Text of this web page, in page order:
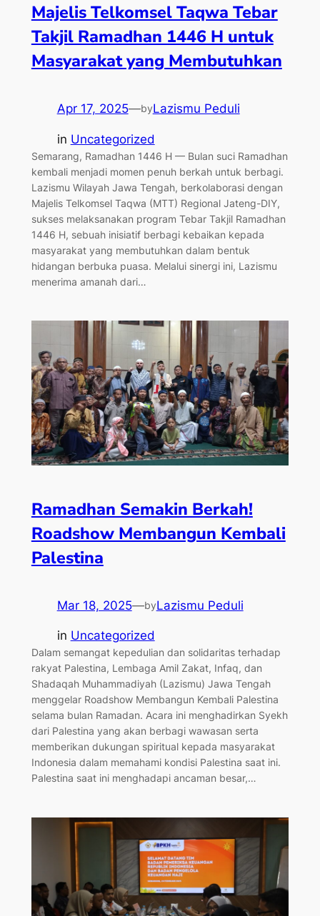
Majelis Telkomsel Taqwa Tebar
Takjil Ramadhan 1446 H untuk
Masyarakat yang Membutuhkan
Apr 17, 2025—byLazismu Peduli
in Uncategorized
Semarang, Ramadhan 1446 H — Bulan suci Ramadhan
kembali menjadi momen penuh berkah untuk berbagi.
Lazismu Wilayah Jawa Tengah, berkolaborasi dengan
Majelis Telkomsel Taqwa (MTT) Regional Jateng-DIY,
sukses melaksanakan program Tebar Takjil Ramadhan
1446 H, sebuah inisiatif berbagi kebaikan kepada
masyarakat yang membutuhkan dalam bentuk
hidangan berbuka puasa. Melalui sinergi ini, Lazismu
menerima amanah dari…
Ramadhan Semakin Berkah!
Roadshow Membangun Kembali
Palestina
Mar 18, 2025—byLazismu Peduli
in Uncategorized
Dalam semangat kepedulian dan solidaritas terhadap
rakyat Palestina, Lembaga Amil Zakat, Infaq, dan
Shadaqah Muhammadiyah (Lazismu) Jawa Tengah
menggelar Roadshow Membangun Kembali Palestina
selama bulan Ramadan. Acara ini menghadirkan Syekh
dari Palestina yang akan berbagi wawasan serta
memberikan dukungan spiritual kepada masyarakat
Indonesia dalam memahami kondisi Palestina saat ini.
Palestina saat ini menghadapi ancaman besar,…